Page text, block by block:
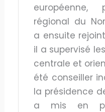
régional du
a ensuite
il a supervisé
centrale et
été conseiller
la présidence
a mis en